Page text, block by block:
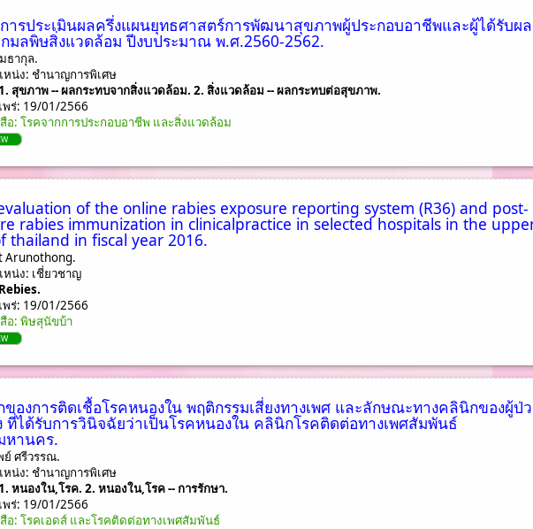
ารประเมินผลครึ่งแผนยุทธศาสตร์การพัฒนาสุขภาพผู้ประกอบอาชีพและผู้ได้รับผ
มลพิษสิ่งแวดล้อม ปีงบประมาณ พ.ศ.2560-2562.
ธากุล.
หน่ง: ชํานาญการพิเศษ
1. สุขภาพ -- ผลกระทบจากสิ่งแวดล้อม. 2. สิ่งแวดล้อม -- ผลกระทบต่อสุขภาพ.
พร่: 19/01/2566
อ: โรคจากการประกอบอาชีพ และสิ่งแวดล้อม
of the online rabies exposure reporting system (R36) and post-
rabies immunization in clinicalpractice in selected hospitals in the
thailand in fiscal year 2016.
Arunothong.
หน่ง: เชี่ยวชาญ
Rebies.
พร่: 19/01/2566
อ: พิษสุนัขบ้า
องการติดเชื้อโรคหนองใน พฤติกรรมเสี่ยงทางเพศ และลักษณะทางคลินิกของผู้ป่
ที่ได้รับการวินิจฉัยว่าเป็นโรคหนองใน คลินิกโรคติดต่อทางเพศสัมพันธ์
หานคร.
ศรีวรรณ.
หน่ง: ชํานาญการพิเศษ
1. หนองใน,โรค. 2. หนองใน,โรค -- การรักษา.
พร่: 19/01/2566
อ: โรคเอดส์ และโรคติดต่อทางเพศสัมพันธ์